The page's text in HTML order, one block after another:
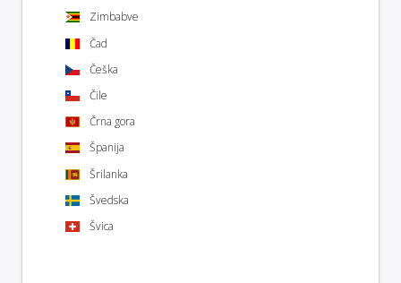
Zimbabve
Čad
Češka
Čile
Črna gora
Španija
Šrilanka
Švedska
Švica